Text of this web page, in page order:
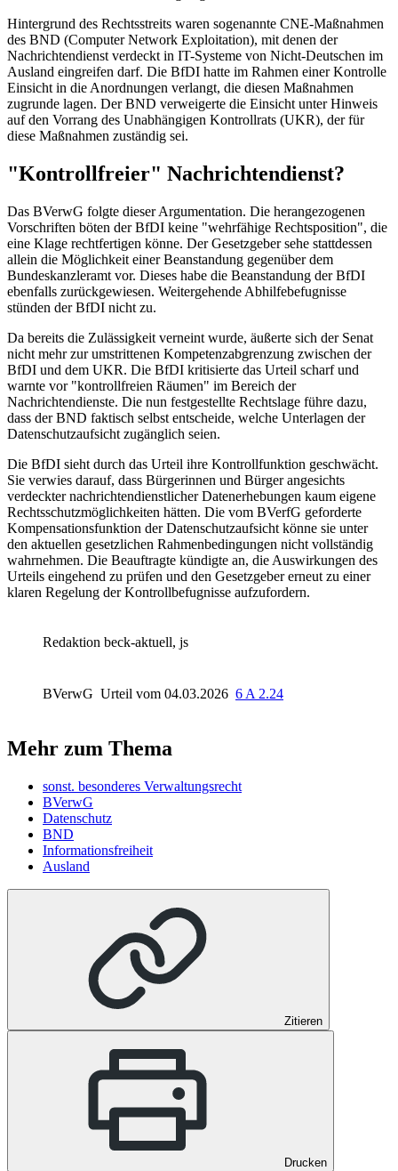
Hintergrund des Rechtsstreits waren sogenannte CNE-Maßnahmen
des BND (Computer Network Exploitation), mit denen der
Nachrichtendienst verdeckt in IT-Systeme von Nicht-Deutschen im
Ausland eingreifen darf. Die BfDI hatte im Rahmen einer Kontrolle
Einsicht in die Anordnungen verlangt, die diesen Maßnahmen
zugrunde lagen. Der BND verweigerte die Einsicht unter Hinweis
auf den Vorrang des Unabhängigen Kontrollrats (UKR), der für
diese Maßnahmen zuständig sei.
"Kontrollfreier" Nachrichtendienst?
Das BVerwG folgte dieser Argumentation. Die herangezogenen
Vorschriften böten der BfDI keine "wehrfähige Rechtsposition", die
eine Klage rechtfertigen könne. Der Gesetzgeber sehe stattdessen
allein die Möglichkeit einer Beanstandung gegenüber dem
Bundeskanzleramt vor. Dieses habe die Beanstandung der BfDI
ebenfalls zurückgewiesen. Weitergehende Abhilfebefugnisse
stünden der BfDI nicht zu.
Da bereits die Zulässigkeit verneint wurde, äußerte sich der Senat
nicht mehr zur umstrittenen Kompetenzabgrenzung zwischen der
BfDI und dem UKR. Die BfDI kritisierte das Urteil scharf und
warnte vor "kontrollfreien Räumen" im Bereich der
Nachrichtendienste. Die nun festgestellte Rechtslage führe dazu,
dass der BND faktisch selbst entscheide, welche Unterlagen der
Datenschutzaufsicht zugänglich seien.
Die BfDI sieht durch das Urteil ihre Kontrollfunktion geschwächt.
Sie verwies darauf, dass Bürgerinnen und Bürger angesichts
verdeckter nachrichtendienstlicher Datenerhebungen kaum eigene
Rechtsschutzmöglichkeiten hätten. Die vom BVerfG geforderte
Kompensationsfunktion der Datenschutzaufsicht könne sie unter
den aktuellen gesetzlichen Rahmenbedingungen nicht vollständig
wahrnehmen. Die Beauftragte kündigte an, die Auswirkungen des
Urteils eingehend zu prüfen und den Gesetzgeber erneut zu einer
klaren Regelung der Kontrollbefugnisse aufzufordern.
Redaktion beck-aktuell, js
BVerwG Urteil vom 04.03.2026 6 A 2.24
Mehr zum Thema
sonst. besonderes Verwaltungsrecht
BVerwG
Datenschutz
BND
Informationsfreiheit
Ausland
Zitieren
Drucken